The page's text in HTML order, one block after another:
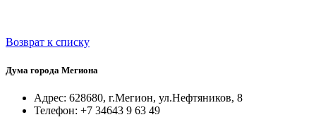
Возврат к списку
Дума города Мегиона
Адрес: 628680, г.Мегион, ул.Нефтяников, 8
Телефон: +7 34643 9 63 49